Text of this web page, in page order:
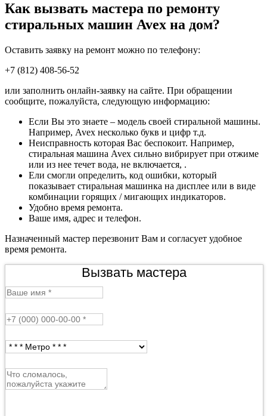
Как вызвать мастера по ремонту
стиральных машин Avex на дом?
Оставить заявку на ремонт можно по телефону:
+7 (812) 408-56-52
или заполнить онлайн-заявку на сайте. При обращении
сообщите, пожалуйста, следующую информацию:
Если Вы это знаете – модель своей стиральной машины.
Например, Avex несколько букв и цифр т.д.
Неисправность которая Вас беспокоит. Например,
стиральная машина Avex сильно вибрирует при отжиме
или из нее течет вода, не включается, .
Ели смогли определить, код ошибки, который
показывает стиральная машинка на дисплее или в виде
комбинации горящих / мигающих индикаторов.
Удобно время ремонта.
Ваше имя, адрес и телефон.
Назначенный мастер перезвонит Вам и согласует удобное
время ремонта.
Вызвать мастера